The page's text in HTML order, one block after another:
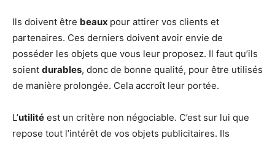
Ils doivent être beaux pour attirer vos clients et
partenaires. Ces derniers doivent avoir envie de
posséder les objets que vous leur proposez. Il faut qu’ils
soient durables, donc de bonne qualité, pour être utilisés
de manière prolongée. Cela accroît leur portée.
L’utilité est un critère non négociable. C’est sur lui que
repose tout l’intérêt de vos objets publicitaires. Ils